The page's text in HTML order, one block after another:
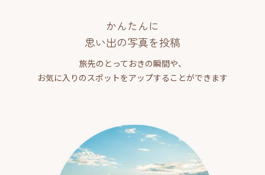
かんたんに
思い出の写真を投稿
旅先のとっておきの瞬間や、
お気に入りのスポットをアップすることができます